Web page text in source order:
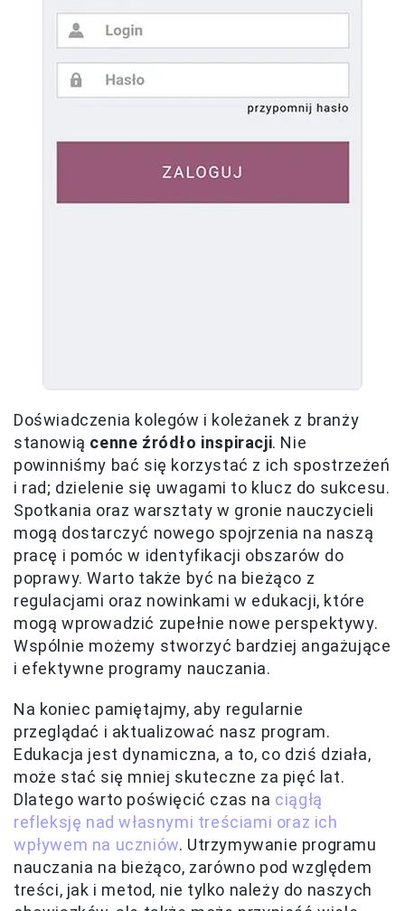
Doświadczenia kolegów i koleżanek z branży
stanowią cenne źródło inspiracji. Nie
powinniśmy bać się korzystać z ich spostrzeżeń
i rad; dzielenie się uwagami to klucz do sukcesu.
Spotkania oraz warsztaty w gronie nauczycieli
mogą dostarczyć nowego spojrzenia na naszą
pracę i pomóc w identyfikacji obszarów do
poprawy. Warto także być na bieżąco z
regulacjami oraz nowinkami w edukacji, które
mogą wprowadzić zupełnie nowe perspektywy.
Wspólnie możemy stworzyć bardziej angażujące
i efektywne programy nauczania.
Na koniec pamiętajmy, aby regularnie
przeglądać i aktualizować nasz program.
Edukacja jest dynamiczna, a to, co dziś działa,
może stać się mniej skuteczne za pięć lat.
Dlatego warto poświęcić czas na ciągłą
refleksję nad własnymi treściami oraz ich
wpływem na uczniów. Utrzymywanie programu
nauczania na bieżąco, zarówno pod względem
treści, jak i metod, nie tylko należy do naszych